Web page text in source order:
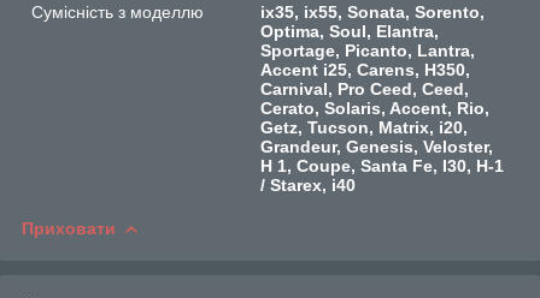
Сумісність з моделлю
ix35, ix55, Sonata, Sorento,
Optima, Soul, Elantra,
Sportage, Picanto, Lantra,
Accent i25, Carens, H350,
Carnival, Pro Ceed, Ceed,
Cerato, Solaris, Accent, Rio,
Getz, Tucson, Matrix, i20,
Grandeur, Genesis, Veloster,
H 1, Coupe, Santa Fe, I30, H-1
/ Starex, i40
Приховати